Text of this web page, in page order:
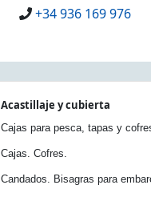
+34 936 169 976
Acastillaje y cubierta
Cajas para pesca, tapas y
Cajas. Cofres.
Candados. Bisagras para